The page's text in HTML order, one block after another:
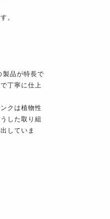
。
製品が特長で
丁寧に仕上
クは植物性
した取り組
していま